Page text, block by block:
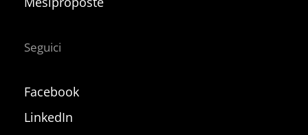
Seguici
Facebook
LinkedIn